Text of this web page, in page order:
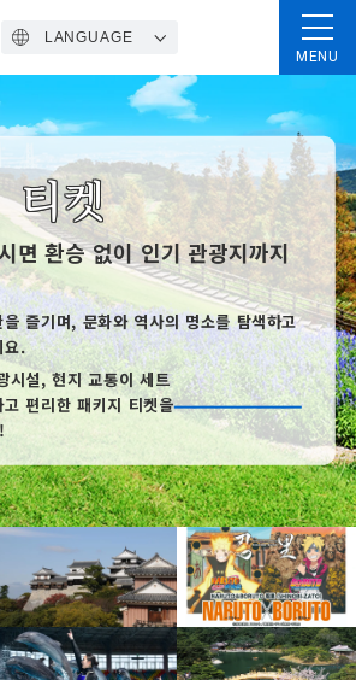
LANGUAGE
MENU
티켓
면 환승 없이 인기 관광지까지
즐기며, 문화와 역사의 명소를 탐색하고
요.
시설, 현지 교통이 세트
편리한 패키지 티켓을